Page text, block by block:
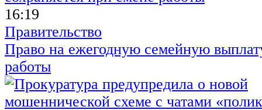
16:19
Правительство
Право на ежегодную семейную
работы